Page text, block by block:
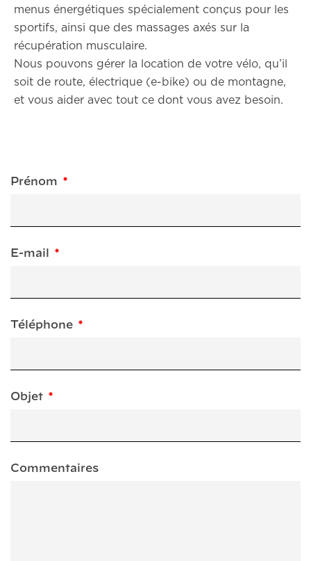
menus énergétiques spécialement conçus pour les
sportifs, ainsi que des massages axés sur la
récupération musculaire.
Nous pouvons gérer la location de votre vélo, qu’il
soit de route, électrique (e-bike) ou de montagne,
et vous aider avec tout ce dont vous avez besoin.
Prénom
E-mail
Téléphone
Objet
Commentaires